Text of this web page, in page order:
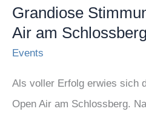
Grandiose
Air am Schlossberg
Events
Als voller Erfolg erwies sich
Open Air am Schlossberg.
Grandiose
Stimmung
beim